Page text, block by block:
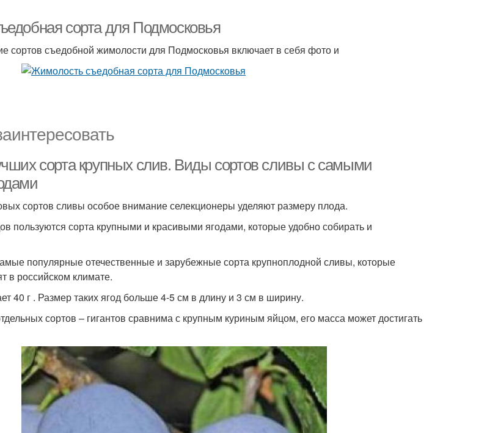
сорта для Подмосковья
сортов съедобной жимолости для Подмосковья включает в себя фото и
сорта крупных слив. Виды сортов сливы с самыми
сортов сливы особое внимание селекционеры уделяют размеру плода.
пользуются сорта крупными и красивыми ягодами, которые удобно собирать и
популярные отечественные и зарубежные сорта крупноплодной сливы, которые
в российском климате.
40 г . Размер таких ягод больше 4-5 см в длину и 3 см в ширину.
сортов – гигантов сравнима с крупным куриным яйцом, его масса может достигать